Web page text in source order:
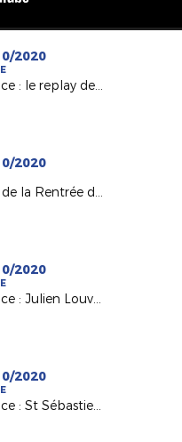
2020
Coupe de France : le replay des tirages au sort !
2020
L'édition 2020 de la Rentrée du Foot !
2020
Coupe de France : Julien Louvet (Pat. Bonnétable) au défi de St Nazaire
2020
Coupe de France : St Sébastien/Loire (R1 Intersport) attend Le Mans (Nat.)